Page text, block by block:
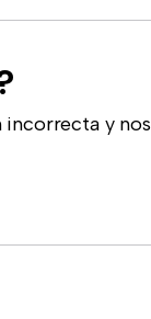
incorrecta y nos